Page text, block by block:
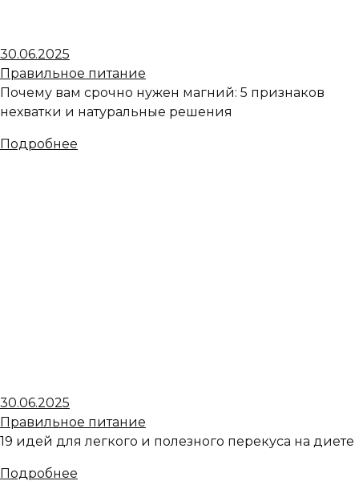
30.06.2025
Правильное питание
Почему вам срочно нужен магний: 5 признаков
нехватки и натуральные решения
Подробнее
30.06.2025
Правильное питание
19 идей для легкого и полезного перекуса на диете
Подробнее